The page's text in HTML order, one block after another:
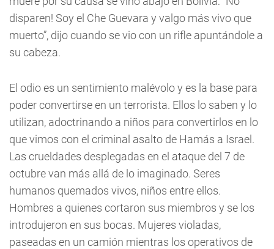
disparen! Soy el Che Guevara y valgo más vivo que
muerto”, dijo cuando se vio con un rifle apuntándole a
su cabeza.
El odio es un sentimiento malévolo y es la base para
poder convertirse en un terrorista. Ellos lo saben y lo
utilizan, adoctrinando a niños para convertirlos en lo
que vimos con el criminal asalto de Hamás a Israel.
Las crueldades desplegadas en el ataque del 7 de
octubre van más allá de lo imaginado. Seres
humanos quemados vivos, niños entre ellos.
Hombres a quienes cortaron sus miembros y se los
introdujeron en sus bocas. Mujeres violadas,
paseadas en un camión mientras los operativos de